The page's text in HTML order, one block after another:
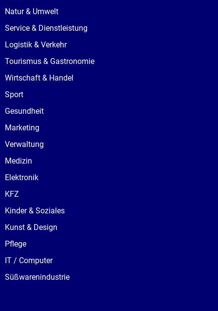
Natur & Umwelt
Service & Dienstleistung
Logistik & Verkehr
Tourismus & Gastronomie
Wirtschaft & Handel
Sport
Gesundheit
Marketing
Verwaltung
Medizin
Elektronik
KFZ
Kinder & Soziales
Kunst & Design
Pflege
IT / Computer
Süßwarenindustrie